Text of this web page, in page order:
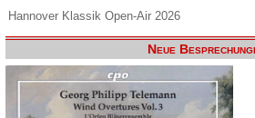
Hannover Klassik Open-Air 2026
Neue